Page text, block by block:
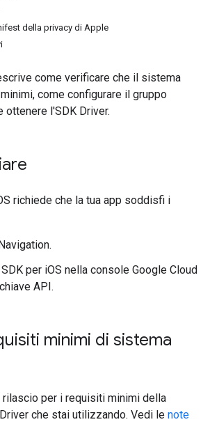
della privacy di Apple
come verificare che il sistema
come configurare il gruppo
ottenere l'SDK Driver.
richiede che la tua app soddisfi i
per iOS nella console Google Cloud
API.
minimi di sistema
rilascio per i requisiti minimi della
che stai utilizzando. Vedi le note